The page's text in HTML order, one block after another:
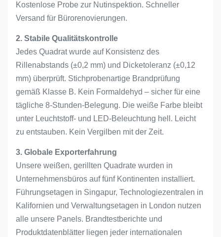
Kostenlose Probe zur Nutinspektion. Schneller
Versand für Bürorenovierungen.
2. Stabile Qualitätskontrolle
Jedes Quadrat wurde auf Konsistenz des
Rillenabstands (±0,2 mm) und Dicketoleranz (±0,12
mm) überprüft. Stichprobenartige Brandprüfung
gemäß Klasse B. Kein Formaldehyd – sicher für eine
tägliche 8-Stunden-Belegung. Die weiße Farbe bleibt
unter Leuchtstoff- und LED-Beleuchtung hell. Leicht
zu entstauben. Kein Vergilben mit der Zeit.
3. Globale Exporterfahrung
Unsere weißen, gerillten Quadrate wurden in
Unternehmensbüros auf fünf Kontinenten installiert.
Führungsetagen in Singapur, Technologiezentralen in
Kalifornien und Verwaltungsetagen in London nutzen
alle unsere Panels. Brandtestberichte und
Produktdatenblätter liegen jeder internationalen